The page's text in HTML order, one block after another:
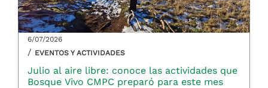
6/07/2026
/ EVENTOS Y ACTIVIDADES
Julio al aire libre: conoce las actividades que
Bosque Vivo CMPC preparó para este mes